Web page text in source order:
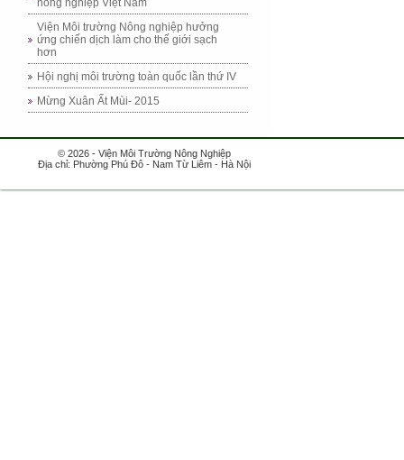
nông nghiệp Việt Nam
Viện Môi trường Nông nghiệp hưởng
ứng chiến dịch làm cho thế giới sạch
hơn
Hội nghị môi trường toàn quốc lần thứ IV
Mừng Xuân Ất Mùi- 2015
© 2026 - Viện Môi Trường Nông Nghiệp
Địa chỉ: Phường Phú Đô - Nam Từ Liêm - Hà Nội